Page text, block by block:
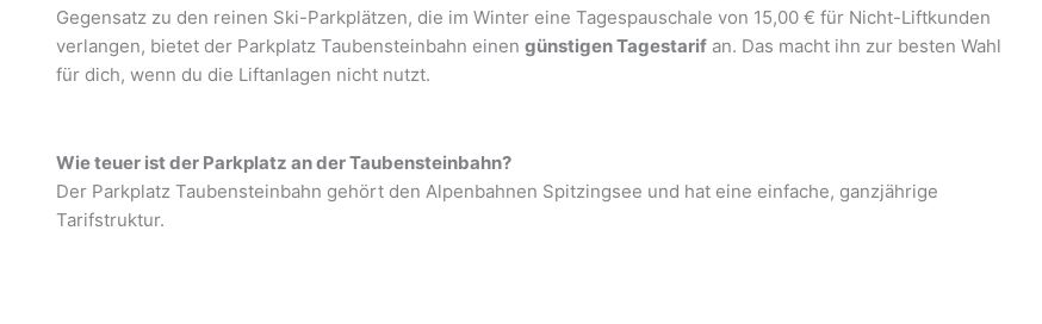
Gegensatz zu den reinen Ski-Parkplätzen, die im Winter eine Tagespauschale von 15,00 € für Nicht-Liftkunden
verlangen, bietet der Parkplatz Taubensteinbahn einen günstigen Tagestarif an. Das macht ihn zur besten Wahl
für dich, wenn du die Liftanlagen nicht nutzt.
Wie teuer ist der Parkplatz an der Taubensteinbahn?
Der Parkplatz Taubensteinbahn gehört den Alpenbahnen Spitzingsee und hat eine einfache, ganzjährige
Tarifstruktur.